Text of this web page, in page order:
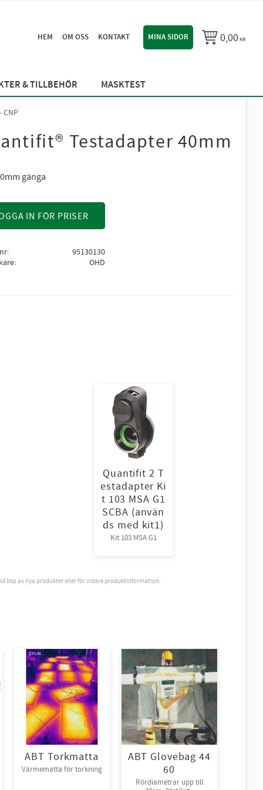
HEM OM OSS KONTAKT MINA SIDOR 0,00KR
& TILLBEHÖR MASKTEST
CNP
Testadapter 40mm
gänga
IN FÖR PRISER
95130130
OHD
Quantifit 2 T
estadapter Ki
t 103 MSA G1
SCBA (använ
ds med kit1)
Kit 103 MSA G1
köp av nya produkter eller för vidare produktinformation.
ABT Torkmatta
Värmematta för torkning
ABT Glovebag 44
60
Rördiametrar upp till